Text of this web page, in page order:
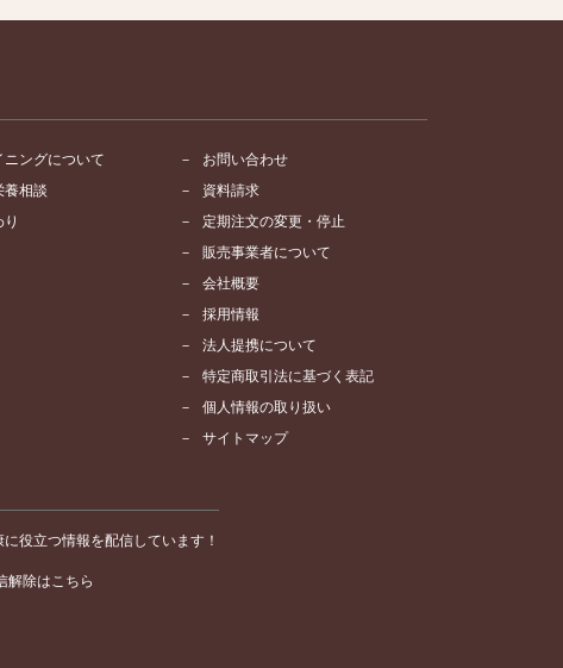
ニングについて
養相談
お問い合わせ
資料請求
定期注文の変更・停止
販売事業者について
会社概要
採用情報
法人提携について
特定商取引法に基づく表記
個人情報の取り扱い
サイトマップ
役立つ情報を配信しています！
解除はこちら